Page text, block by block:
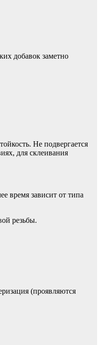
добавок заметно
Не подвергается
для склеивания
время зависит от типа
резьбы.
(проявляются